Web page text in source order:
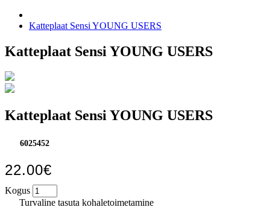
Katteplaat Sensi YOUNG USERS
Katteplaat Sensi YOUNG USERS
Katteplaat Sensi YOUNG USERS
6025452
22.00€
Kogus
Turvaline tasuta kohaletoimetamine